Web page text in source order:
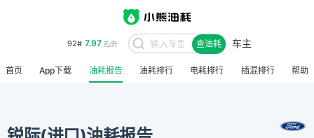
92# 7.97元/升 查油耗 车主
首页 App下载 油耗报告 油耗排行 电耗排行 插混排行 帮助